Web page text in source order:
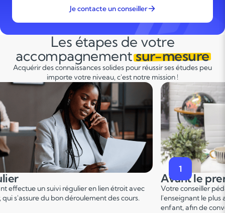
Je contacte un conseiller
Les étapes de votre
accompagnementsur-mesure
Acquérir des connaissances solides pour réussir ses études peu
importe votre niveau, c'est notre mission !
cours
pédagogique vous met en relation avec
adapté en fonction du profil de votre
2
Pendant le
Ce 1er cours permet
points forts et de
sur le programme.